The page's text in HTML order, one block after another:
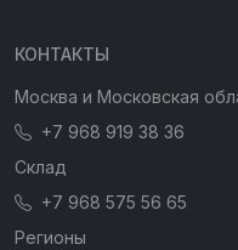
КОНТАКТЫ
Москва и Московская
+7 968 919 38 36
Склад
+7 968 575 56 65
Регионы